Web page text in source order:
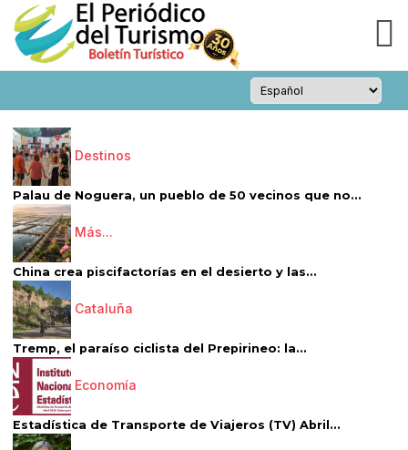
Destinos
Palau de Noguera, un pueblo de 50 vecinos que no...
Más...
China crea piscifactorías en el desierto y las...
Cataluña
Tremp, el paraíso ciclista del Prepirineo: la...
Economía
Estadística de Transporte de Viajeros (TV) Abril...